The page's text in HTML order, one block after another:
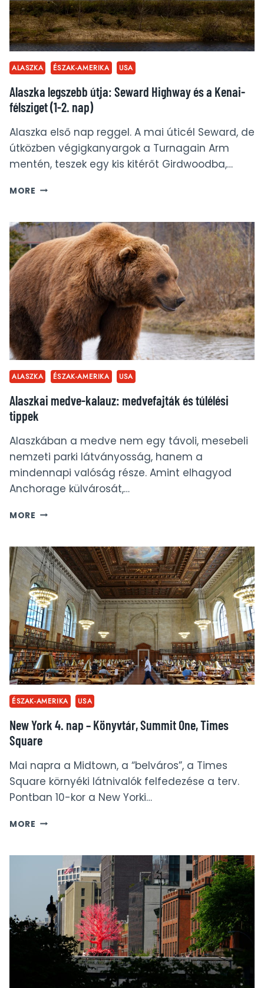
ALASZKA ÉSZAK-AMERIKA USA
Alaszka legszebb útja: Seward Highway és a Kenai-
félsziget (1-2. nap)
Alaszka első nap reggel. A mai úticél Seward, de
útközben végigkanyargok a Turnagain Arm
mentén, teszek egy kis kitérőt Girdwoodba,…
MORE ALASZKA
SEWARD
HIGHWAY
ÉS
A
KENAI-
FÉLSZIGET
(1-
2.
NAP)
ALASZKA ÉSZAK-AMERIKA USA
Alaszkai medve-kalauz: medvefajták és túlélési
tippek
Alaszkában a medve nem egy távoli, mesebeli
nemzeti parki látványosság, hanem a
mindennapi valóság része. Amint elhagyod
Anchorage külvárosát,…
MORE ALASZKAI
MEDVEFAJTÁK
ÉS
TÚLÉLÉSI
TIPPEK
ÉSZAK-AMERIKA USA
New York 4. nap – Könyvtár, Summit One, Times
Square
Mai napra a Midtown, a “belváros”, a Times
Square környéki látnivalók felfedezése a terv.
Pontban 10-kor a New Yorki…
MORE NEW
NAP
KÖNYVTÁR,
SUMMIT
ONE,
TIMES
SQUARE